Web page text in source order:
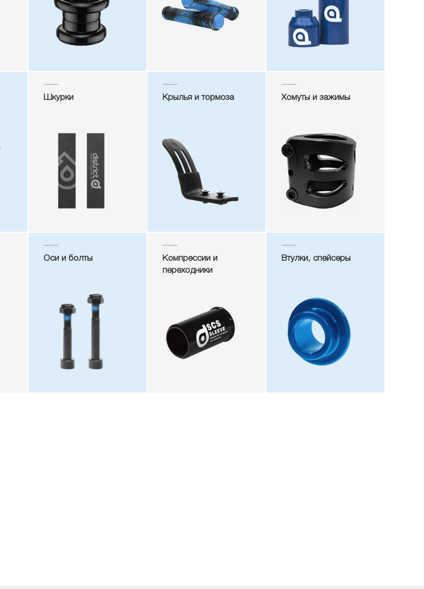
Шкурки Крылья и тормоза Хомуты и зажимы
Оси и болты
Компрессии и
переходники
Втулки, спейсеры